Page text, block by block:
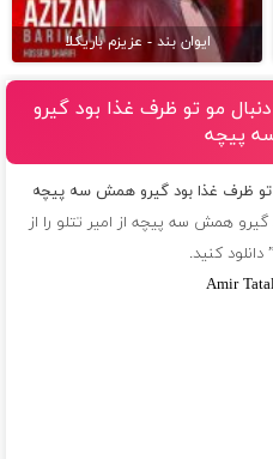
ایوان بند - عزیزم باریکلا
دنبال مو تو ظرف غذا بود گيرو
پيچه
تو ظرف غذا بود گيرو همش سه پيچه
گيرو همش سه پيچه از امیر تتلو را از
کنید.
Amir